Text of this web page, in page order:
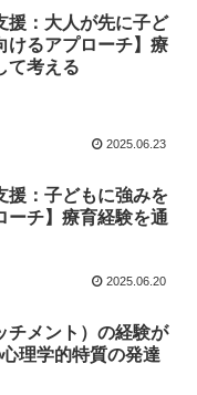
援：大人が先に子ど
けるアプローチ】療
て考える
2025.06.23
援：子どもに強みを
ーチ】療育経験を通
2025.06.20
チメント）の経験が
理学的特質の発達